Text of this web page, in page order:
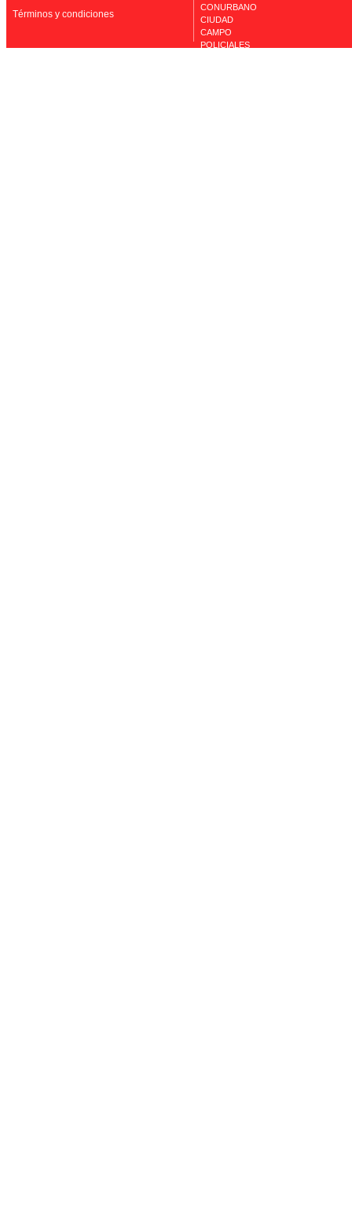
Términos y condiciones
CONURBANO
CIUDAD
CAMPO
POLICIALES